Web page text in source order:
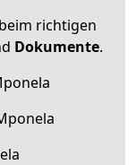
richtigen
Dokumente.